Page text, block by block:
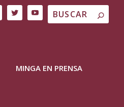
MINGA EN PRENSA